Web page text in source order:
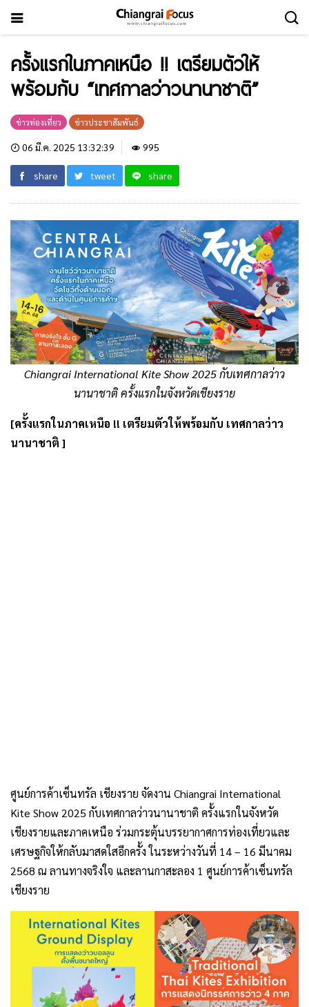
ครั้งแรกในภาคเหนือ !! เตรียมตัวให้
พร้อมกับ “เทศกาลว่าวนานาชาติ”
ข่าวท่องเที่ยว ข่าวประชาสัมพันธ์
06 มี.ค. 2025 13:32:39 995
share tweet share
Chiangrai International Kite Show 2025 กับเทศกาลว่าว
นานาชาติ ครั้งแรกในจังหวัดเชียงราย
[ครั้งแรกในภาคเหนือ !! เตรียมตัวให้พร้อมกับ เทศกาลว่าว
นานาชาติ ]
ศูนย์การค้าเซ็นทรัล เชียงราย จัดงาน Chiangrai International
Kite Show 2025 กับเทศกาลว่าวนานาชาติ ครั้งแรกในจังหวัด
เชียงรายและภาคเหนือ ร่วมกระตุ้นบรรยากาศการท่องเที่ยวและ
เศรษฐกิจให้กลับมาสดใสอีกครั้ง ในระหว่างวันที่ 14 – 16 มีนาคม
2568 ณ ลานทางจริงใจ และลานกาสะลอง 1 ศูนย์การค้าเซ็นทรัล
เชียงราย